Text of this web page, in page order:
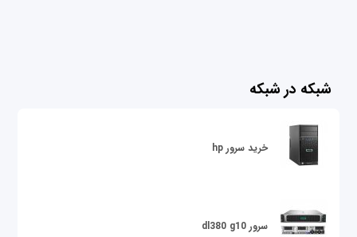
شبکه در شبکه
خرید سرور hp
سرور dl380 g10